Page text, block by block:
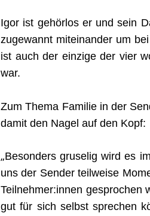
Igor ist gehörlos er und sein
zugewannt miteinander um
ist auch der einzige der vier
war.
Zum Thema Familie in der
damit den Nagel auf den Kopf:
„Besonders gruselig wird es
uns der Sender teilweise
Teilnehmer:innen gesprochen
gut für sich selbst sprechen